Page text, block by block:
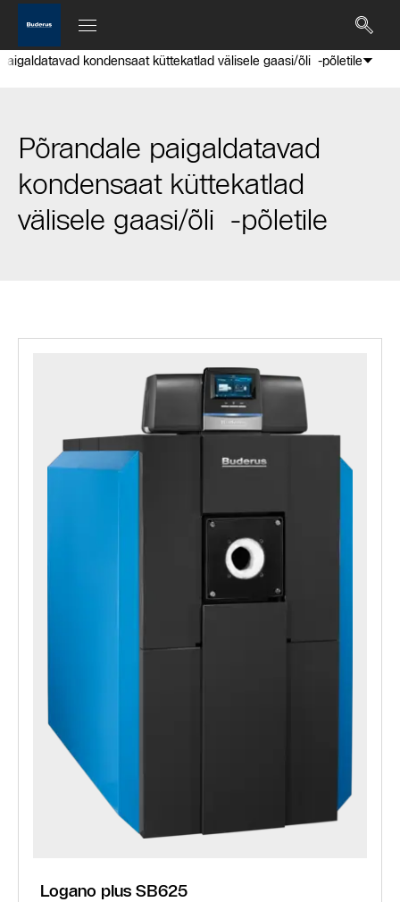
kondensaat küttekatlad välisele gaasi/õli -põletile
Põrandale paigaldatavad
kondensaat küttekatlad
välisele gaasi/õli -põletile
Logano plus SB625